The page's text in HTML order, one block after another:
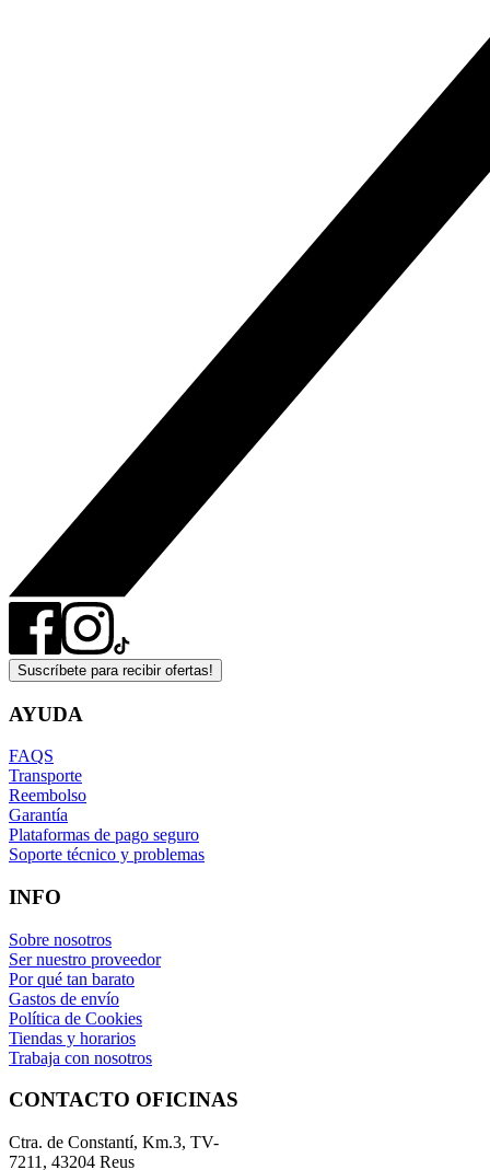
Suscríbete para recibir ofertas!
AYUDA
FAQS
Transporte
Reembolso
Garantía
Plataformas de pago seguro
Soporte técnico y problemas
INFO
Sobre nosotros
Ser nuestro proveedor
Por qué tan barato
Gastos de envío
Política de Cookies
Tiendas y horarios
Trabaja con nosotros
CONTACTO OFICINAS
Ctra. de Constantí, Km.3, TV-
7211, 43204 Reus